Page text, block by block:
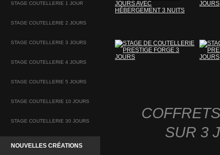
STAGE COUTELLERIE 1 JOUR
STAGE COUTELLERIE 2 JOURS
STAGE COUTELLERIE 3 JOURS
STAGE COUTELLERIE 4 JOURS
STAGE COUTELLERIE 5 JOURS
STAGE COUTELLERIE 10 JOURS
STAGE COUTELLERIE 30 JOURS
NOUVELLES CRÉATIONS
SUR 3